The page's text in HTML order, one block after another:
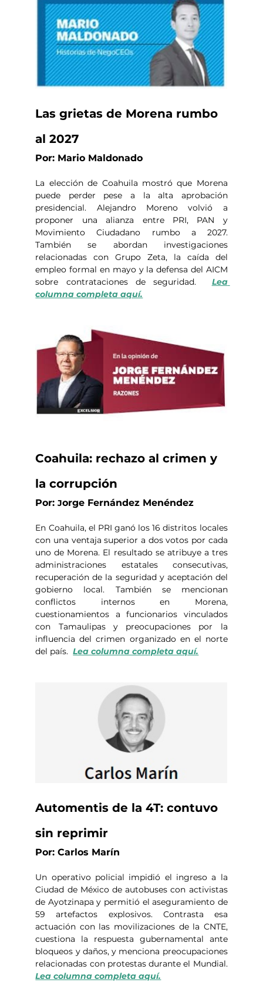
Las grietas de Morena rumbo
al 2027
Por: Mario Maldonado
La elección de Coahuila mostró que Morena
puede perder pese a la alta aprobación
presidencial. Alejandro Moreno volvió a
proponer una alianza entre PRI, PAN y
Movimiento Ciudadano rumbo a 2027.
También se abordan investigaciones
relacionadas con Grupo Zeta, la caída del
empleo formal en mayo y la defensa del AICM
sobre contrataciones de seguridad. Lea
columna completa aquí.
Coahuila: rechazo al crimen y
la corrupción
Por: Jorge Fernández Menéndez
En Coahuila, el PRI ganó los 16 distritos locales
con una ventaja superior a dos votos por cada
uno de Morena. El resultado se atribuye a tres
administraciones estatales consecutivas,
recuperación de la seguridad y aceptación del
gobierno local. También se mencionan
conflictos internos en Morena,
cuestionamientos a funcionarios vinculados
con Tamaulipas y preocupaciones por la
influencia del crimen organizado en el norte
del país. Lea columna completa aquí.
Automentis de la 4T: contuvo
sin reprimir
Por: Carlos Marín
Un operativo policial impidió el ingreso a la
Ciudad de México de autobuses con activistas
de Ayotzinapa y permitió el aseguramiento de
59 artefactos explosivos. Contrasta esa
actuación con las movilizaciones de la CNTE,
cuestiona la respuesta gubernamental ante
bloqueos y daños, y menciona preocupaciones
relacionadas con protestas durante el Mundial.
Lea columna completa aquí.